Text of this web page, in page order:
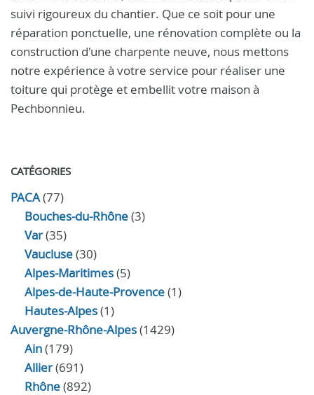
suivi rigoureux du chantier. Que ce soit pour une
réparation ponctuelle, une rénovation complète ou la
construction d'une charpente neuve, nous mettons
notre expérience à votre service pour réaliser une
toiture qui protège et embellit votre maison à
Pechbonnieu.
CATÉGORIES
PACA(77)
Bouches-du-Rhône(3)
Var(35)
Vaucluse(30)
Alpes-Maritimes(5)
Alpes-de-Haute-Provence(1)
Hautes-Alpes(1)
Auvergne-Rhône-Alpes(1429)
Ain(179)
Allier(691)
Rhône(892)